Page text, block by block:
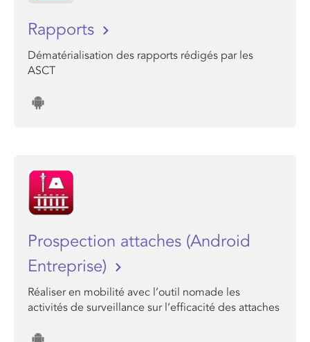
Rapports
Dématérialisation des rapports rédigés par les
ASCT
Prospection attaches (Android
Entreprise)
Réaliser en mobilité avec l’outil nomade les
activités de surveillance sur l’efficacité des attaches